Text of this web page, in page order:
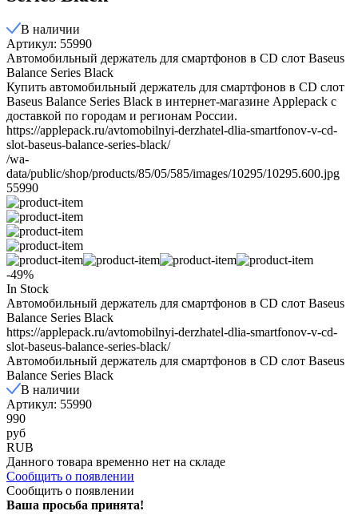
В наличии
Артикул: 55990
Автомобильный держатель для смартфонов в CD слот Baseus
Balance Series Black
Купить автомобильный держатель для смартфонов в CD слот
Baseus Balance Series Black в интернет-магазине Applepack с
доставкой по городам и регионам России.
https://applepack.ru/avtomobilnyi-derzhatel-dlia-smartfonov-v-cd-
slot-baseus-balance-series-black/
/wa-
data/public/shop/products/85/05/585/images/10295/10295.600.jpg
55990
-49%
In Stock
Автомобильный держатель для смартфонов в CD слот Baseus
Balance Series Black
https://applepack.ru/avtomobilnyi-derzhatel-dlia-smartfonov-v-cd-
slot-baseus-balance-series-black/
Автомобильный держатель для смартфонов в CD слот Baseus
Balance Series Black
В наличии
Артикул: 55990
990
руб
RUB
Данного товара временно нет на складе
Сообщить о появлении
Сообщить о появлении
Ваша просьба принята!